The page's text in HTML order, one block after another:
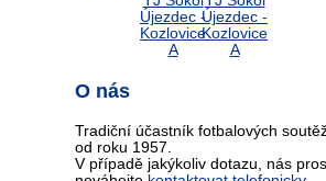
O nás
Tradiční účastník fotbalových
od roku 1957.
V případě jakýkoliv dotazu, nás